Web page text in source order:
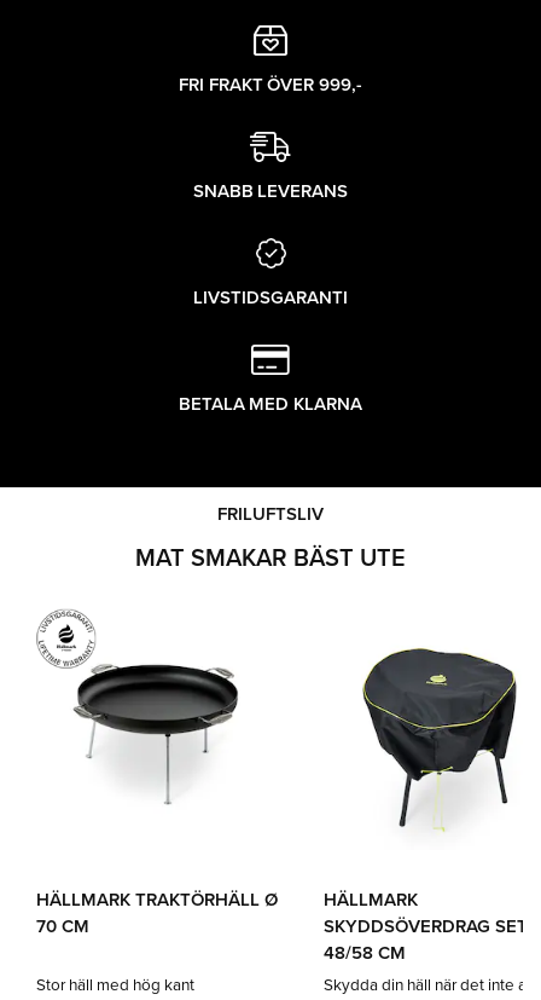
FRI FRAKT ÖVER 999,-
SNABB LEVERANS
LIVSTIDSGARANTI
BETALA MED KLARNA
FRILUFTSLIV
MAT SMAKAR BÄST UTE
HÄLLMARK TRAKTÖRHÄLL Ø
70 CM
Stor häll med hög kant
HÄLLMARK
SKYDDSÖVERDRAG SET
48/58 CM